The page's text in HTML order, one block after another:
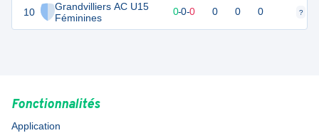
10
Grandvilliers AC U15
Féminines
0 0-0-0 0 0 0 ?
Fonctionnalités
Application